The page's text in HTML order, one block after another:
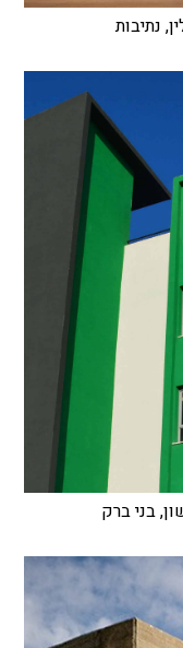
נתיבות
בני ברק